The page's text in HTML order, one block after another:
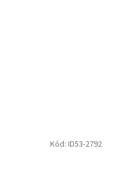
Kód: ID53-2792